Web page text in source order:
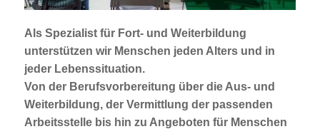
Karriere
Presse
News Archiv
Als Spezialist für Fort- und Weiterbildung
unterstützen wir Menschen jeden Alters und in
jeder Lebenssituation.
Von der Berufsvorbereitung über die Aus- und
Weiterbildung, der Vermittlung der passenden
Arbeitsstelle bis hin zu Angeboten für Menschen